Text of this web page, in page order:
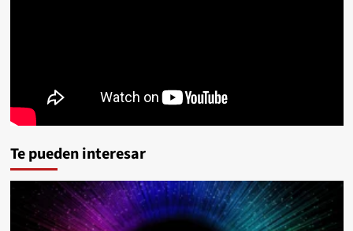
Te pueden interesar